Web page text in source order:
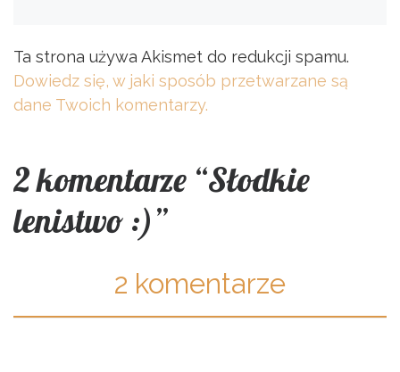
Ta strona używa Akismet do redukcji spamu.
Dowiedz się, w jaki sposób przetwarzane są
dane Twoich komentarzy.
2 komentarze “Słodkie
lenistwo :)”
2 komentarze